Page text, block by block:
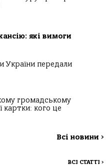
які вимоги
України передали
громадському
картки: кого це
Всі новини >
ВСІ СТАТТІ >